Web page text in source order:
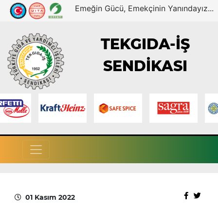
Emeğin Gücü, Emekçinin Yanındayız...
TEKGIDA-İŞ
SENDİKASI
01 Kasım 2022